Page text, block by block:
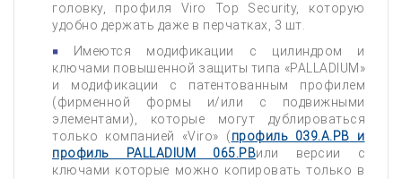
головку, профиля Viro Top Security, которую
удобно держать даже в перчатках, 3 шт.
Имеются модификации с цилиндром и
ключами повышенной защиты типа «PALLADIUM»
и модификации с патентованным профилем
(фирменной формы и/или с подвижными
элементами), которые могут дублироваться
только компанией «Viro» (профиль 039.A.PB и
профиль PALLADIUM 065.PBили версии с
ключами которые можно копировать только в